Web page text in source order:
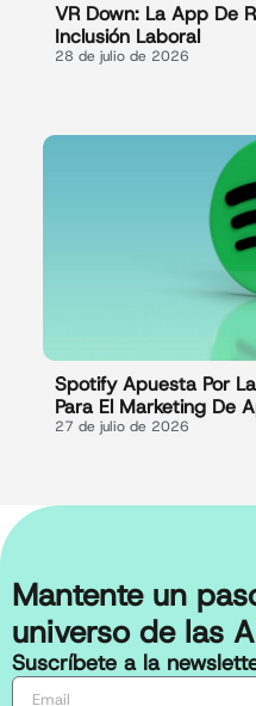
VR Down: La App De
Inclusión Laboral
28 de julio de 2026
Spotify Apuesta Por
Para El Marketing De
27 de julio de 2026
Mantente un
universo de las
Suscríbete a la